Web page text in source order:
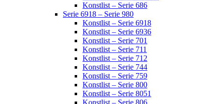
Konstlist – Serie 686
Serie 6918 – Serie 980
Konstlist – Serie 6918
Konstlist – Serie 6936
Konstlist – Serie 701
Konstlist – Serie 711
Konstlist – Serie 712
Konstlist – Serie 744
Konstlist – Serie 759
Konstlist – Serie 800
Konstlist – Serie 8051
Konstlist – Serie 806